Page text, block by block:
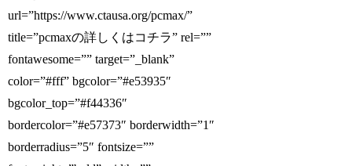
url=”https://www.ctausa.org/pcmax/”
title=”pcmaxの詳しくはコチラ” rel=””
fontawesome=”” target=”_blank”
color=”#fff” bgcolor=”#e53935″
bgcolor_top=”#f44336″
bordercolor=”#e57373″ borderwidth=”1″
borderradius=”5″ fontsize=””